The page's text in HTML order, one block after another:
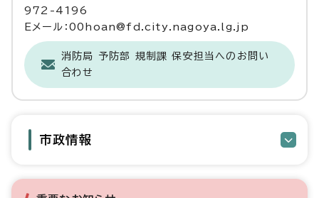
972-4196
Eメール：00hoan@fd.city.nagoya.lg.jp
消防局 予防部 規制課 保安担当へのお問い
合わせ
市政情報